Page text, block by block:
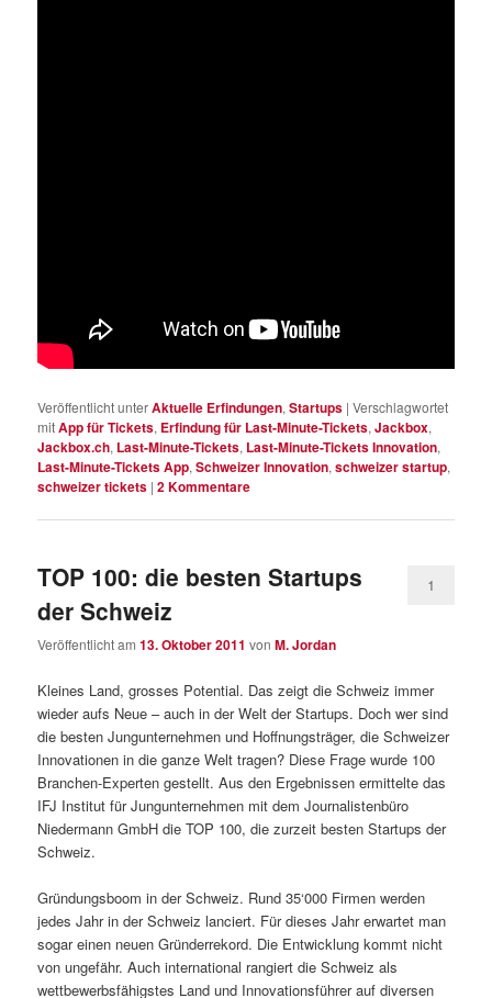
Veröffentlicht unterAktuelle Erfindungen,Startups |Verschlagwortet
mitApp für Tickets, Erfindung für Last-Minute-Tickets,Jackbox,
Jackbox.ch, Last-Minute-Tickets, Last-Minute-Tickets Innovation,
Last-Minute-Tickets App,Schweizer Innovation,schweizer startup,
schweizer tickets |2Kommentare
TOP 100: die besten Startups
der Schweiz
Veröffentlicht am13. Oktober 2011 vonM. Jordan
1
Kleines Land, grosses Potential. Das zeigt die Schweiz immer
wieder aufs Neue – auch in der Welt der Startups. Doch wer sind
die besten Jungunternehmen und Hoffnungsträger, die Schweizer
Innovationen in die ganze Welt tragen? Diese Frage wurde 100
Branchen-Experten gestellt. Aus den Ergebnissen ermittelte das
IFJ Institut für Jungunternehmen mit dem Journalistenbüro
Niedermann GmbH die TOP 100, die zurzeit besten Startups der
Schweiz.
Gründungsboom in der Schweiz. Rund 35‘000 Firmen werden
jedes Jahr in der Schweiz lanciert. Für dieses Jahr erwartet man
sogar einen neuen Gründerrekord. Die Entwicklung kommt nicht
von ungefähr. Auch international rangiert die Schweiz als
wettbewerbsfähigstes Land und Innovationsführer auf diversen